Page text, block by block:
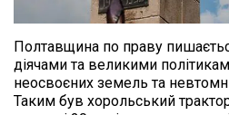
Полтавщина по праву
діячами та великими
неосвоєних земель та
Таким був хорольський